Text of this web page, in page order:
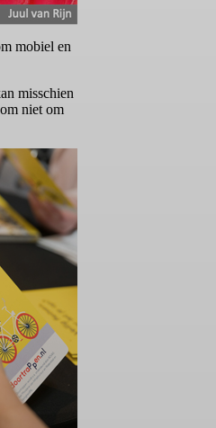
mobiel en
misschien
niet om